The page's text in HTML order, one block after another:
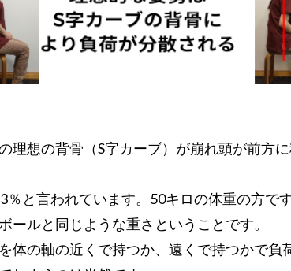
理想の背骨（S字カーブ）が崩れ頭が前方
と言われています。50キロの体重の方で
ールと同じような重さということです。
体の軸の近くで持つか、遠くで持つかで